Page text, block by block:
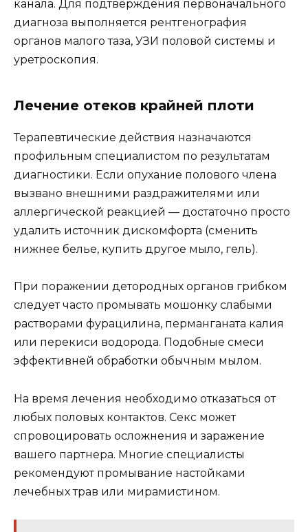
канала. Для подтверждения первоначального
диагноза выполняется рентгенография
органов малого таза, УЗИ половой системы и
уретроскопия.
Лечение отеков крайней плоти
Терапевтические действия назначаются
профильным специалистом по результатам
диагностики. Если опухание полового члена
вызвано внешними раздражителями или
аллергической реакцией — достаточно просто
удалить источник дискомфорта (сменить
нижнее белье, купить другое мыло, гель).
При поражении детородных органов грибком
следует часто промывать мошонку слабыми
растворами фурацилина, перманганата калия
или перекиси водорода. Подобные смеси
эффективней обработки обычным мылом.
На время лечения необходимо отказаться от
любых половых контактов. Секс может
спровоцировать осложнения и заражение
вашего партнера. Многие специалисты
рекомендуют промывание настойками
лечебных трав или мирамистином.